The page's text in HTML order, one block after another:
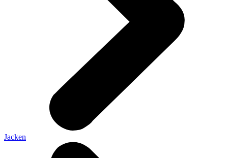
Jacken